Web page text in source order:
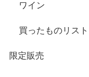
ワイン
買ったものリスト
限定販売